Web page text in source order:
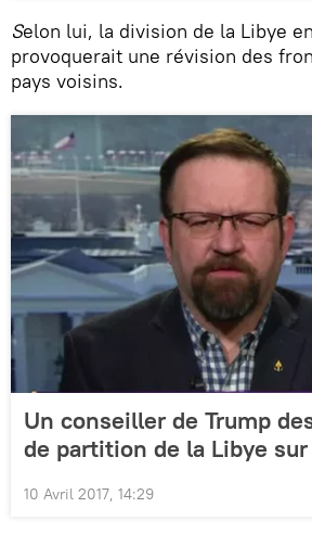
Selon lui, la division de la Libye
provoquerait une révision des
pays voisins.
Un conseiller de Trump
de partition de la Libye
10 Avril 2017, 14:29